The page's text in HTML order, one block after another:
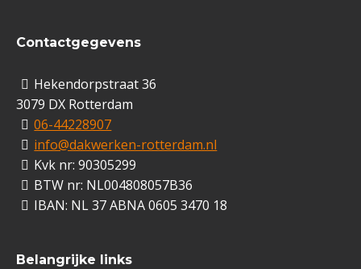
Contactgegevens
Hekendorpstraat 36
3079 DX Rotterdam
06-44228907
info@dakwerken-rotterdam.nl
Kvk nr: 90305299
BTW nr: NL004808057B36
IBAN: NL 37 ABNA 0605 3470 18
Belangrijke links